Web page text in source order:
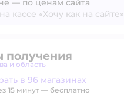
— по ценам сайта
кассе «Хочу как на сайте»
получения
Выбор адреса доставки.
и область
в 96 магазинах
15 минут — бесплатно